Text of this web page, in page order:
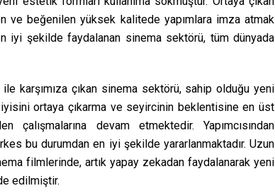
beğenilen yüksek kalitede yapımlara imza atmak
iyi şekilde faydalanan sinema sektörü, tüm dünyada
karşımıza çıkan sinema sektörü, sahip olduğu yeni
ortaya çıkarma ve seyircinin beklentisine en üst
devam etmektedir. Yapımcısından
bu durumdan en iyi şekilde yararlanmaktadır. Uzun
filmlerinde, artık yapay zekadan faydalanarak yeni
edilmiştir.